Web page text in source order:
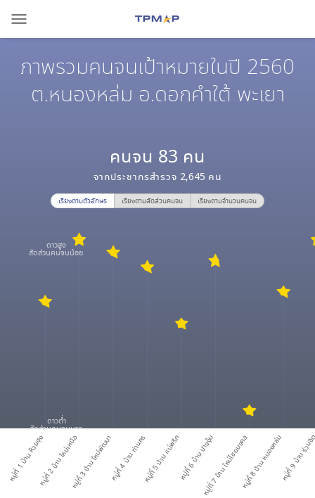
menu
ภาพรวมคนจนเป้าหมายในปี 2560
ต.หนองหล่ม อ.ดอกคำใต้ พะเยา
คนจน 83 คน
จากประชากรสำรวจ 2,645 คน
เรียงตามตัวอักษร เรียงตามสัดส่วนคนจน เรียงตามจำนวนคนจน
หมู่ที่ 1 บ้าน ห้วยฮุงหมู่ที่ 2 บ้าน ใหม่เหนือหมู่ที่ 3 บ้าน ใหม่พัฒนาหมู่ที่ 4 บ้าน ท่านครหมู่ที่ 5 บ้าน แม่พริกหมู่ที่ 6 บ้าน ปางงุ้นหมู่ที่ 7 บ้าน ใหม่ไชยมงคลหมู่ที่ 8 บ้าน หนองหล่มหมู่ที่ 9 บ้าน
ดาวสูง
สัดส่วนคนจนน้อย
ดาวต่ำ
สัดส่วนคนจนมาก